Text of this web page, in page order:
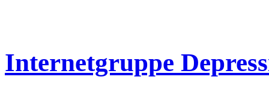
Internetgruppe